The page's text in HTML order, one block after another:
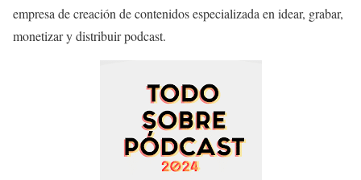
empresa de creación de contenidos especializada en idear, grabar,
monetizar y distribuir podcast.